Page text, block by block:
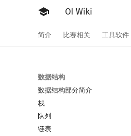
OI Wiki
简介 比赛相关 工具软件
数据结构
数据结构部分简介
栈
队列
链表